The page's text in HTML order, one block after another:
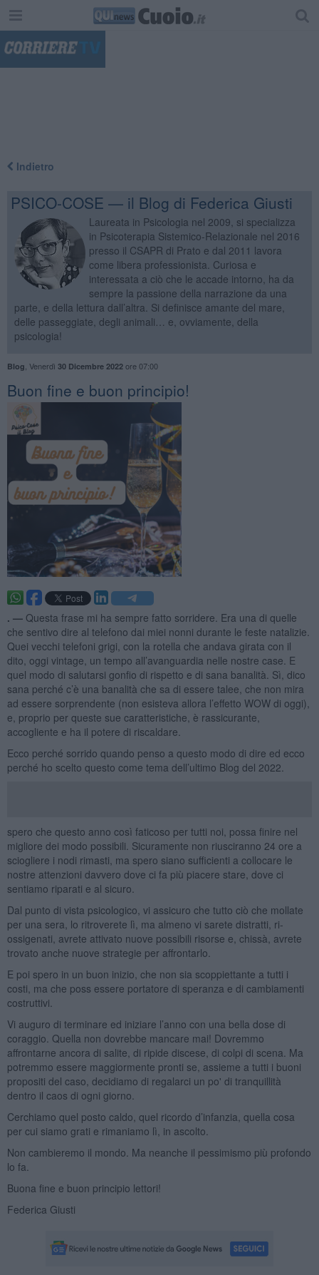
Indietro
PSICO-COSE — il Blog di Federica Giusti
Laureata in Psicologia nel 2009, si specializza
in Psicoterapia Sistemico-Relazionale nel 2016
presso il CSAPR di Prato e dal 2011 lavora
come libera professionista. Curiosa e
interessata a ciò che le accade intorno, ha da
sempre la passione della narrazione da una
parte, e della lettura dall’altra. Si definisce amante del mare,
delle passeggiate, degli animali… e, ovviamente, della
psicologia!
Blog Venerdì 30 Dicembre 2022ore 07:00
Buon fine e buon principio!
. — Questa frase mi ha sempre fatto sorridere. Era una di quelle
che sentivo dire al telefono dai miei nonni durante le feste natalizie.
Quei vecchi telefoni grigi, con la rotella che andava girata con il
dito, oggi vintage, un tempo all’avanguardia nelle nostre case. E
quel modo di salutarsi gonfio di rispetto e di sana banalità. Sì, dico
sana perché c’è una banalità che sa di essere talee, che non mira
ad essere sorprendente (non esisteva allora l’effetto WOW di oggi),
e, proprio per queste sue caratteristiche, è rassicurante,
accogliente e ha il potere di riscaldare.
Ecco perché sorrido quando penso a questo modo di dire ed ecco
perché ho scelto questo come tema dell’ultimo Blog del 2022.
spero che questo anno così faticoso per tutti noi, possa finire nel
migliore dei modo possibili. Sicuramente non riusciranno 24 ore a
sciogliere i nodi rimasti, ma spero siano sufficienti a collocare le
nostre attenzioni davvero dove ci fa più piacere stare, dove ci
sentiamo riparati e al sicuro.
Dal punto di vista psicologico, vi assicuro che tutto ciò che mollate
per una sera, lo ritroverete lì, ma almeno vi sarete distratti, ri-
ossigenati, avrete attivato nuove possibili risorse e, chissà, avrete
trovato anche nuove strategie per affrontarlo.
E poi spero in un buon inizio, che non sia scoppiettante a tutti i
costi, ma che poss essere portatore di speranza e di cambiamenti
costruttivi.
Vi auguro di terminare ed iniziare l’anno con una bella dose di
coraggio. Quella non dovrebbe mancare mai! Dovremmo
affrontarne ancora di salite, di ripide discese, di colpi di scena. Ma
potremmo essere maggiormente pronti se, assieme a tutti i buoni
propositi del caso, decidiamo di regalarci un po' di tranquillità
dentro il caos di ogni giorno.
Cerchiamo quel posto caldo, quel ricordo d’infanzia, quella cosa
per cui siamo grati e rimaniamo lì, in ascolto.
Non cambieremo il mondo. Ma neanche il pessimismo più profondo
lo fa.
Buona fine e buon principio lettori!
Federica Giusti